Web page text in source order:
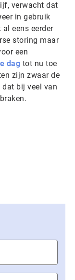
verwacht dat
in gebruik
eens eerder
storing maar
een
dag tot nu toe
zijn zwaar de
bij veel van